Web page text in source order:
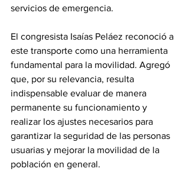
servicios de emergencia.
El congresista Isaías Peláez reconoció a
este transporte como una herramienta
fundamental para la movilidad. Agregó
que, por su relevancia, resulta
indispensable evaluar de manera
permanente su funcionamiento y
realizar los ajustes necesarios para
garantizar la seguridad de las personas
usuarias y mejorar la movilidad de la
población en general.